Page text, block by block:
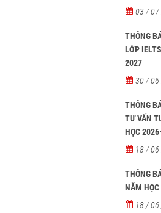
03 / 07
THÔNG
LỚP
2027
30 / 06
THÔNG
TƯ VẤN
HỌC
18 /
THÔNG
NĂM
18 /